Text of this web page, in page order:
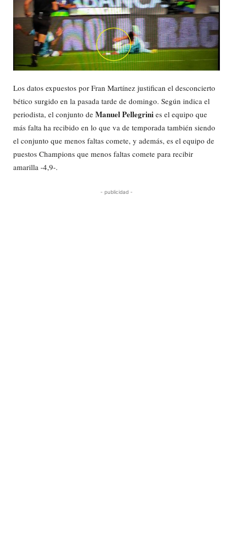
Los datos expuestos por Fran Martínez justifican el desconcierto
bético surgido en la pasada tarde de domingo. Según indica el
periodista, el conjunto de Manuel Pellegrini es el equipo que
más falta ha recibido en lo que va de temporada también siendo
el conjunto que menos faltas comete, y además, es el equipo de
puestos Champions que menos faltas comete para recibir
amarilla -4,9-.
- publicidad -